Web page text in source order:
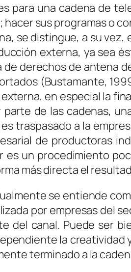
para una cadena de
sus programas o
se distingue, a su
externa, ya sea
derechos de antena
(Bustamante,
en especial la
de las cadenas,
traspasado a la
de productoras
un procedimiento
más directa el
se entiende
por empresas del
del canal. Puede ser
la
terminado a la